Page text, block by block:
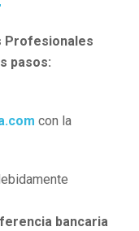
Profesionales
pasos:
con la
bancaria